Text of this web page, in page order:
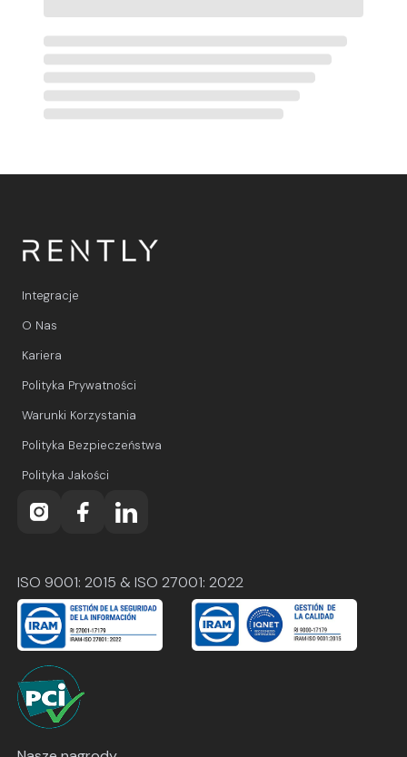
Integracje
O Nas
Kariera
Polityka Prywatności
Warunki Korzystania
Polityka Bezpieczeństwa
Polityka Jakości
ISO 9001: 2015 & ISO 27001: 2022